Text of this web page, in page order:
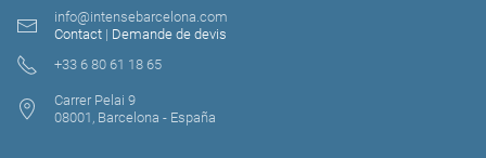
info@intensebarcelona.com
Contact | Demande de devis
+33 6 80 61 18 65
Carrer Pelai 9
08001, Barcelona - España